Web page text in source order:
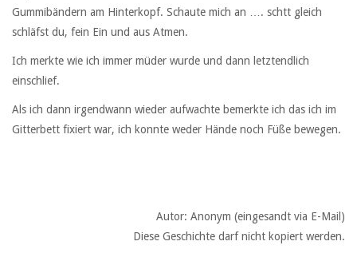
Gummibändern am Hinterkopf. Schaute mich an …. schtt gleich
schläfst du, fein Ein und aus Atmen.
Ich merkte wie ich immer müder wurde und dann letztendlich
einschlief.
Als ich dann irgendwann wieder aufwachte bemerkte ich das ich im
Gitterbett fixiert war, ich konnte weder Hände noch Füße bewegen.
Autor: Anonym (eingesandt via E-Mail)
Diese Geschichte darf nicht kopiert werden.